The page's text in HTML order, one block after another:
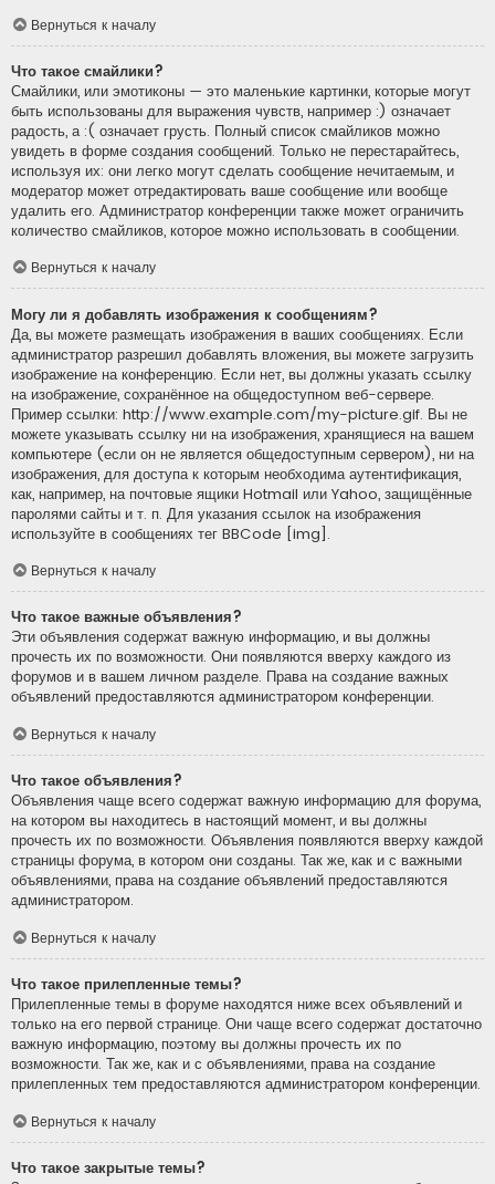
Вернуться к началу
Что такое смайлики?
Смайлики, или эмотиконы — это маленькие картинки, которые могут
быть использованы для выражения чувств, например :) означает
радость, а :( означает грусть. Полный список смайликов можно
увидеть в форме создания сообщений. Только не перестарайтесь,
используя их: они легко могут сделать сообщение нечитаемым, и
модератор может отредактировать ваше сообщение или вообще
удалить его. Администратор конференции также может ограничить
количество смайликов, которое можно использовать в сообщении.
Вернуться к началу
Могу ли я добавлять изображения к сообщениям?
Да, вы можете размещать изображения в ваших сообщениях. Если
администратор разрешил добавлять вложения, вы можете загрузить
изображение на конференцию. Если нет, вы должны указать ссылку
на изображение, сохранённое на общедоступном веб-сервере.
Пример ссылки: http://www.example.com/my-picture.gif. Вы не
можете указывать ссылку ни на изображения, хранящиеся на вашем
компьютере (если он не является общедоступным сервером), ни на
изображения, для доступа к которым необходима аутентификация,
как, например, на почтовые ящики Hotmail или Yahoo, защищённые
паролями сайты и т. п. Для указания ссылок на изображения
используйте в сообщениях тег BBCode [img].
Вернуться к началу
Что такое важные объявления?
Эти объявления содержат важную информацию, и вы должны
прочесть их по возможности. Они появляются вверху каждого из
форумов и в вашем личном разделе. Права на создание важных
объявлений предоставляются администратором конференции.
Вернуться к началу
Что такое объявления?
Объявления чаще всего содержат важную информацию для форума,
на котором вы находитесь в настоящий момент, и вы должны
прочесть их по возможности. Объявления появляются вверху каждой
страницы форума, в котором они созданы. Так же, как и с важными
объявлениями, права на создание объявлений предоставляются
администратором.
Вернуться к началу
Что такое прилепленные темы?
Прилепленные темы в форуме находятся ниже всех объявлений и
только на его первой странице. Они чаще всего содержат достаточно
важную информацию, поэтому вы должны прочесть их по
возможности. Так же, как и с объявлениями, права на создание
прилепленных тем предоставляются администратором конференции.
Вернуться к началу
Что такое закрытые темы?